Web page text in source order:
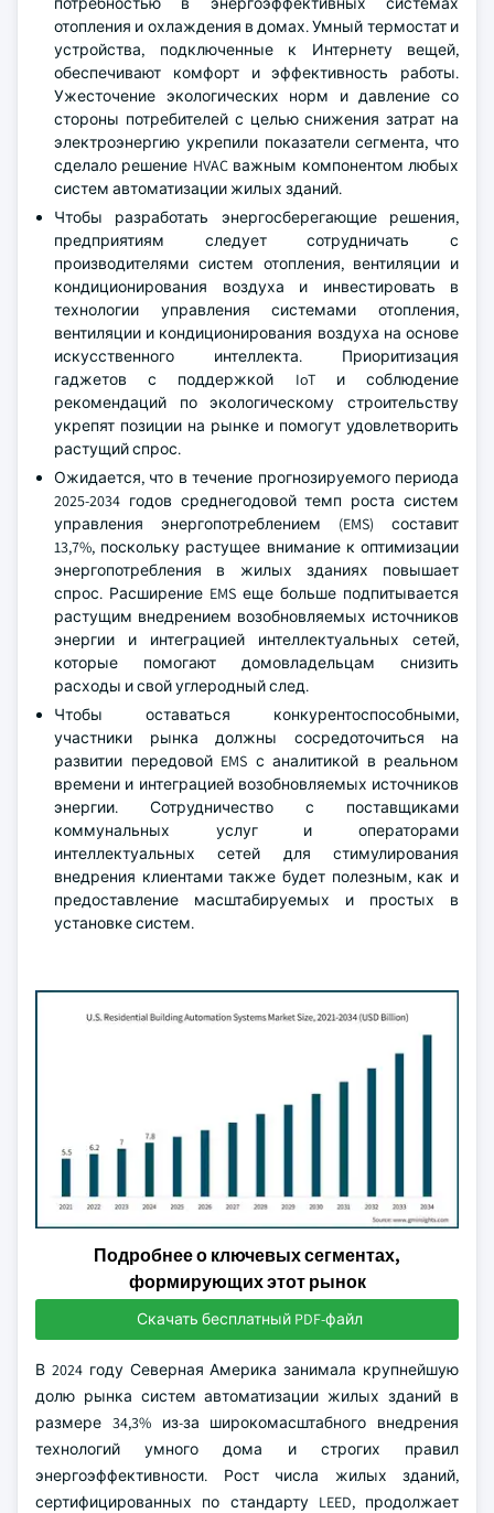
отопления и охлаждения в домах. Умный термостат и
устройства, подключенные к Интернету вещей,
обеспечивают комфорт и эффективность работы.
Ужесточение экологических норм и давление со
стороны потребителей с целью снижения затрат на
электроэнергию укрепили показатели сегмента, что
сделало решение HVAC важным компонентом любых
систем автоматизации жилых зданий.
Чтобы разработать энергосберегающие решения,
предприятиям следует сотрудничать с
производителями систем отопления, вентиляции и
кондиционирования воздуха и инвестировать в
технологии управления системами отопления,
вентиляции и кондиционирования воздуха на основе
искусственного интеллекта. Приоритизация
гаджетов с поддержкой IoT и соблюдение
рекомендаций по экологическому строительству
укрепят позиции на рынке и помогут удовлетворить
растущий спрос.
Ожидается, что в течение прогнозируемого периода
2025-2034 годов среднегодовой темп роста систем
управления энергопотреблением (EMS) составит
13,7%, поскольку растущее внимание к оптимизации
энергопотребления в жилых зданиях повышает
спрос. Расширение EMS еще больше подпитывается
растущим внедрением возобновляемых источников
энергии и интеграцией интеллектуальных сетей,
которые помогают домовладельцам снизить
расходы и свой углеродный след.
Чтобы оставаться конкурентоспособными,
участники рынка должны сосредоточиться на
развитии передовой EMS с аналитикой в реальном
времени и интеграцией возобновляемых источников
энергии. Сотрудничество с поставщиками
коммунальных услуг и операторами
интеллектуальных сетей для стимулирования
внедрения клиентами также будет полезным, как и
предоставление масштабируемых и простых в
установке систем.
Подробнее о ключевых сегментах,
формирующих этот рынок
Скачать бесплатный PDF-файл
В 2024 году Северная Америка занимала крупнейшую
долю рынка систем автоматизации жилых зданий в
размере 34,3% из-за широкомасштабного внедрения
технологий умного дома и строгих правил
энергоэффективности. Рост числа жилых зданий,
сертифицированных по стандарту LEED, продолжает